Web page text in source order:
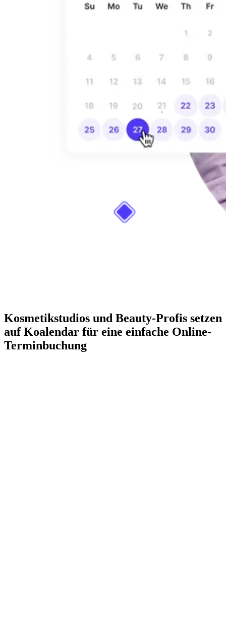
Kosmetikstudios und Beauty-Profis setzen
auf Koalendar für eine einfache Online-
Terminbuchung